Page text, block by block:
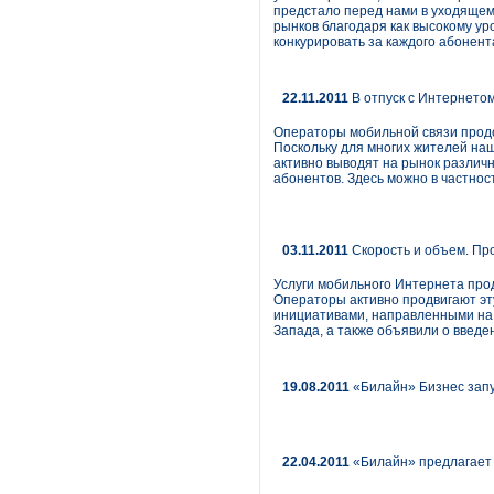
предстало перед нами в
рынков благодаря как высокому
конкурировать за каждого
22.11.2011 В отпуск с
Операторы мобильной связи
Поскольку для многих жителей
активно выводят на рынок
абонентов. Здесь можно в
03.11.2011 Скорость и объем.
Услуги мобильного Интернета
Операторы активно продвигают
инициативами, направленными на
Запада, а также объявили о
19.08.2011 «Билайн» Бизнес
22.04.2011 «Билайн»